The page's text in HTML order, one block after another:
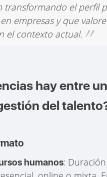
transformando el perfil
empresas y que
el contexto actual.
hay entre
del
humanos: